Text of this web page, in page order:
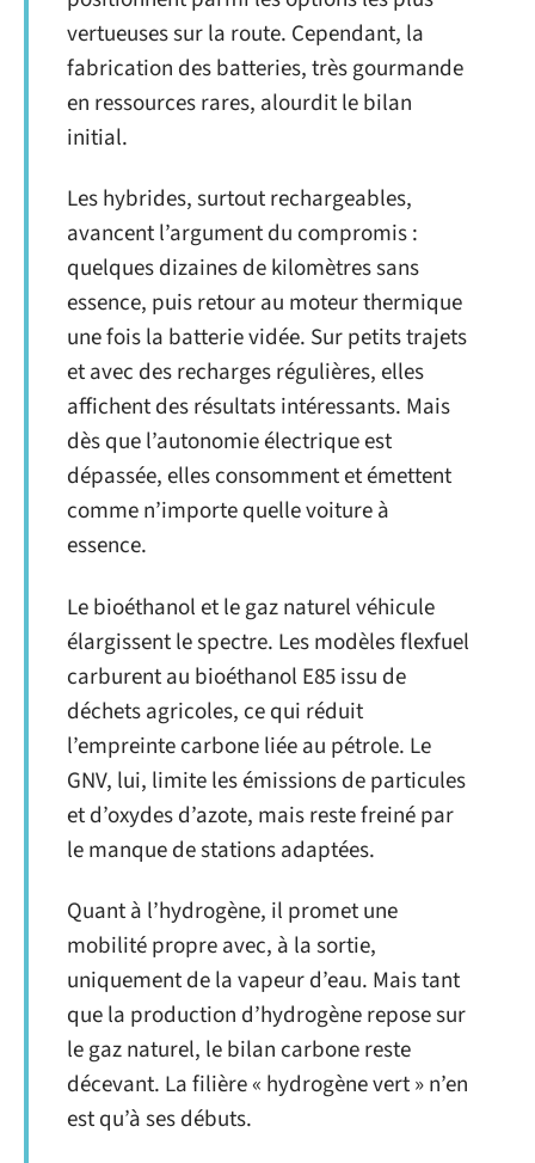
vertueuses sur la route. Cependant, la
fabrication des batteries, très gourmande
en ressources rares, alourdit le bilan
initial.
Les hybrides, surtout rechargeables,
avancent l’argument du compromis :
quelques dizaines de kilomètres sans
essence, puis retour au moteur thermique
une fois la batterie vidée. Sur petits trajets
et avec des recharges régulières, elles
affichent des résultats intéressants. Mais
dès que l’autonomie électrique est
dépassée, elles consomment et émettent
comme n’importe quelle voiture à
essence.
Le bioéthanol et le gaz naturel véhicule
élargissent le spectre. Les modèles flexfuel
carburent au bioéthanol E85 issu de
déchets agricoles, ce qui réduit
l’empreinte carbone liée au pétrole. Le
GNV, lui, limite les émissions de particules
et d’oxydes d’azote, mais reste freiné par
le manque de stations adaptées.
Quant à l’hydrogène, il promet une
mobilité propre avec, à la sortie,
uniquement de la vapeur d’eau. Mais tant
que la production d’hydrogène repose sur
le gaz naturel, le bilan carbone reste
décevant. La filière « hydrogène vert » n’en
est qu’à ses débuts.